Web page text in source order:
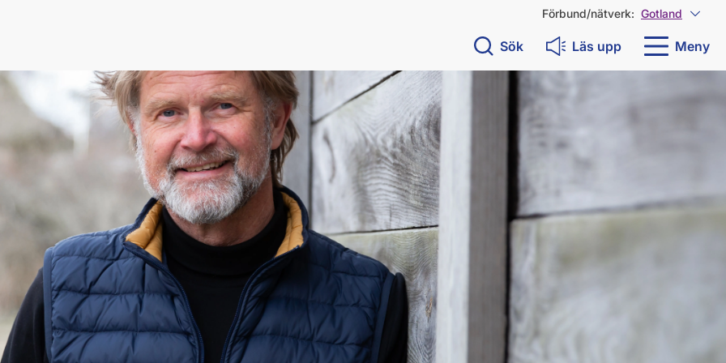
Förbund/nätverk: Gotland Visa
Sök Läs upp Meny
Denna nyhet är mer än 3 år gammal